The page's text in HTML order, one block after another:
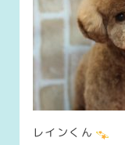
レインくん